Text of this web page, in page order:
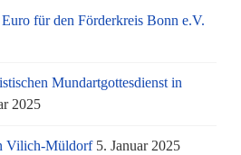
für den Förderkreis Bonn e.V.
Mundartgottesdienst in
2025
Vilich-Müldorf 5. Januar 2025